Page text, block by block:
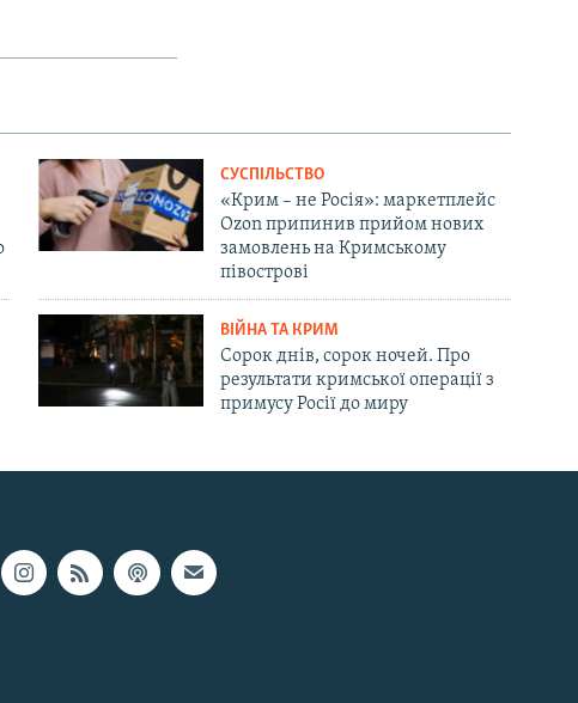
СУСПІЛЬСТВО
«Крим – не Росія»: маркетплейс
Ozon припинив прийом нових
замовлень на Кримському
півострові
ВІЙНА ТА КРИМ
Сорок днів, сорок ночей. Про
результати кримської операції з
примусу Росії до миру